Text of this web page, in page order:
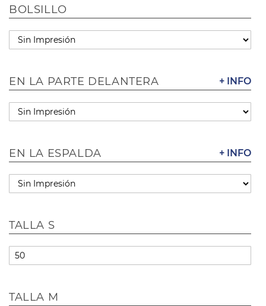
BOLSILLO
+ INFO
EN LA PARTE DELANTERA
+ INFO
EN LA ESPALDA
TALLA S
TALLA M